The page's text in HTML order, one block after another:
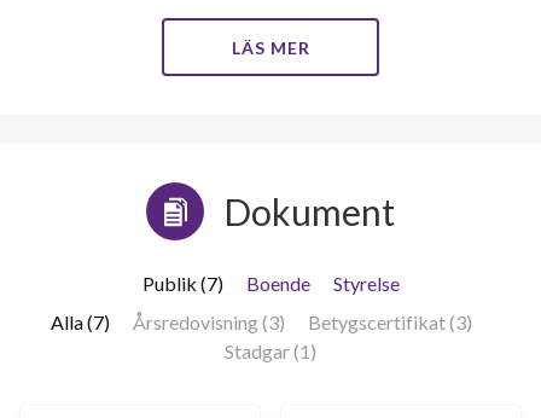
LÄS MER
Dokument
Publik (7) Boende
Styrelse
Alla (7)
Årsredovisning (3)
Betygscertifikat (3)
Stadgar (1)